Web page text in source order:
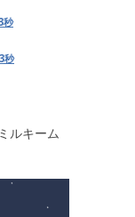
秒
秒
ルキーム